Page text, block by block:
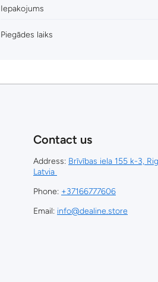
Iepakojums
Piegādes laiks
Contact us
Address: Brīvības iela 155 k-3,
Latvia
Phone: +37166777606
Email: info@dealine.store